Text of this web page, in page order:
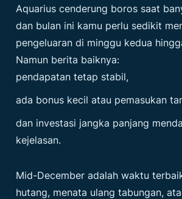
Aquarius cenderung boros saat
dan bulan ini kamu perlu sedikit
pengeluaran di minggu kedua
Namun berita baiknya:
pendapatan tetap stabil,
ada bonus kecil atau pemasukan
dan investasi jangka panjang
kejelasan.
Mid-December adalah waktu
hutang, menata ulang tabungan,